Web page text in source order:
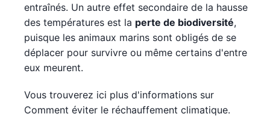
entraînés. Un autre effet secondaire de la hausse
des températures est la perte de biodiversité,
puisque les animaux marins sont obligés de se
déplacer pour survivre ou même certains d'entre
eux meurent.
Vous trouverez ici plus d'informations sur
Comment éviter le réchauffement climatique.